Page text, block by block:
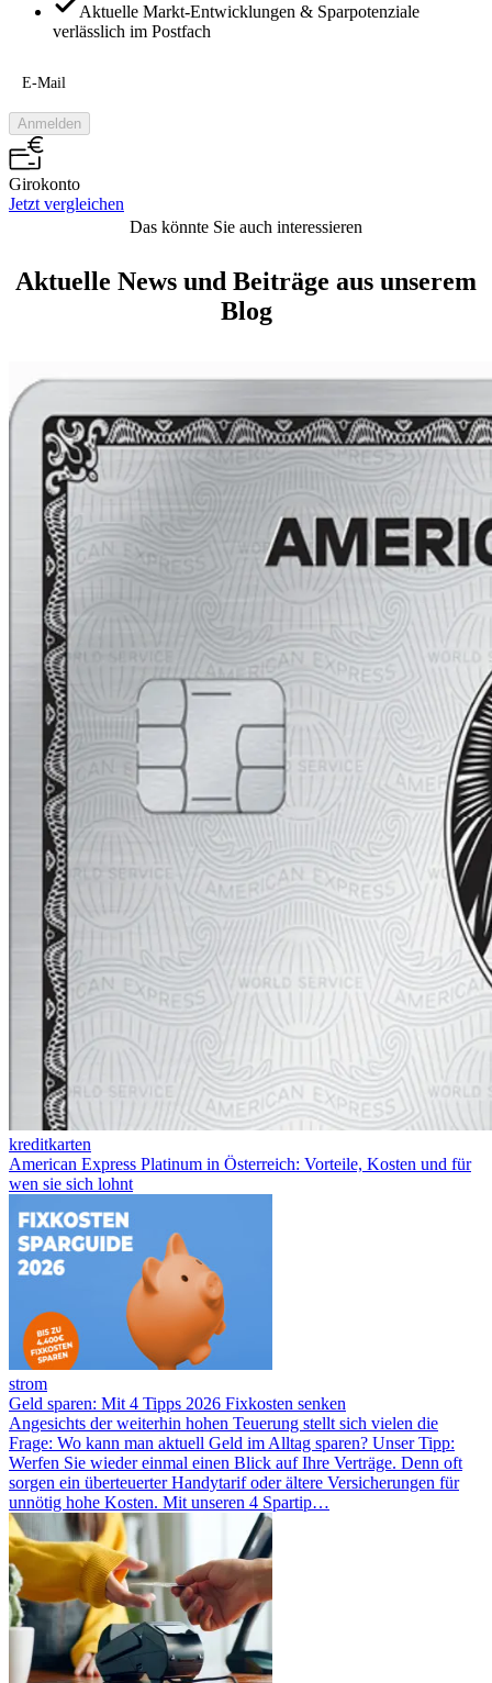
Aktuelle Markt-Entwicklungen & Sparpotenziale
verlässlich im Postfach
E-Mail
Anmelden
Girokonto
Jetzt vergleichen
Das könnte Sie auch interessieren
Aktuelle News und Beiträge aus unserem
Blog
kreditkarten
American Express Platinum in Österreich: Vorteile, Kosten und für
wen sie sich lohnt
strom
Geld sparen: Mit 4 Tipps 2026 Fixkosten senken
Angesichts der weiterhin hohen Teuerung stellt sich vielen die
Frage: Wo kann man aktuell Geld im Alltag sparen? Unser Tipp:
Werfen Sie wieder einmal einen Blick auf Ihre Verträge. Denn oft
sorgen ein überteuerter Handytarif oder ältere Versicherungen für
unnötig hohe Kosten. Mit unseren 4 Spartip…